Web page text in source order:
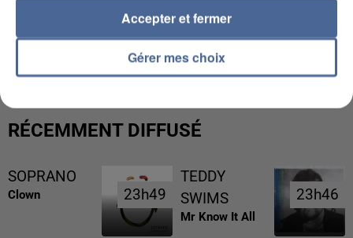
L’UN DES FONDATEURS SUPPOSÉS DE LA DZ
MAFIA INTERPELLÉ EN ALGÉRIE
RÉCEMMENT DIFFUSÉ
SOPRANO
Clown 23h49
23h49
TEDDY
SWIMS
Mr Know It All
23h46
23h46
Gérer mes choix
Accepter et fermer